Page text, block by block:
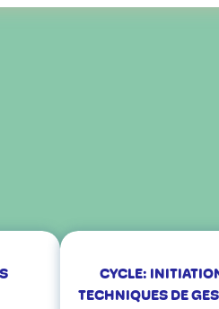
CYCLE:
TECHNIQUES DE